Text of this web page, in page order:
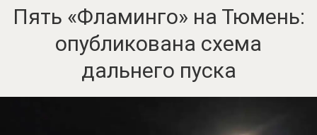
Пять «Фламинго» на Тюмень:
опубликована схема
дальнего пуска